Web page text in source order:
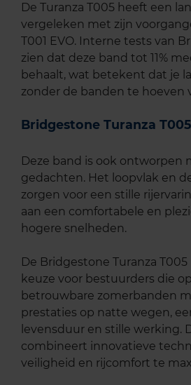
De Turanza T005 heeft een
vergeleken met zijn
T001 EVO. Interne tests van
zien dat deze band tot 11%
behaalt, wat betekent dat je
zonder de banden te hoeven
Bridgestone Turanza
Deze band is ook ontworpen
gedachten. Het loopvlak en
zorgen voor een stille
aan een comfortabele en
hogere snelheden.
De Bridgestone Turanza T005
keuze voor bestuurders die
betrouwbare zomerbanden
prestaties op natte wegen,
levensduur en stille werking.
combineert innovatieve
veiligheid en rijcomfort te